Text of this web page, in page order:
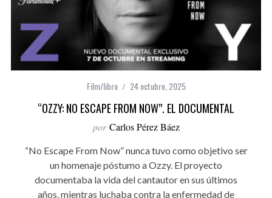
Film/libro 24 octubre, 2025
“OZZY: NO ESCAPE FROM NOW”. EL DOCUMENTAL
por Carlos Pérez Báez
“No Escape From Now” nunca tuvo como objetivo ser
un homenaje póstumo a Ozzy. El proyecto
documentaba la vida del cantautor en sus últimos
años, mientras luchaba contra la enfermedad de